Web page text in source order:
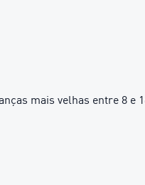
mais velhas entre 8 e